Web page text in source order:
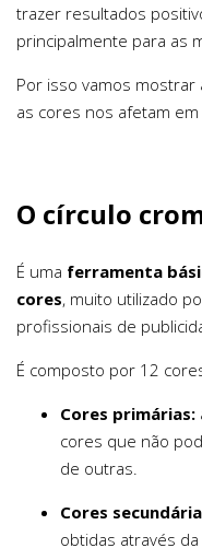
trazer resultados
principalmente para as
Por isso vamos mostrar
as cores nos afetam em
O círculo
É uma ferramenta
cores, muito utilizado
profissionais de
É composto por 12
Cores primárias:
cores que não
de outras.
Cores
obtidas através